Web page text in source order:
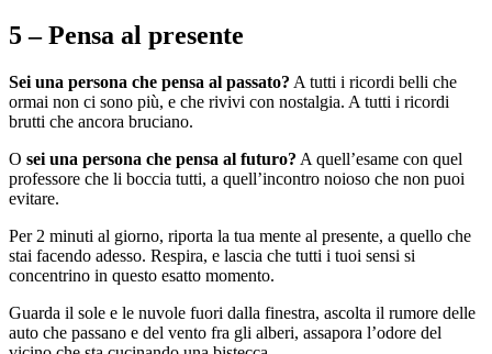
5 – Pensa al presente
Sei una persona che pensa al passato? A tutti i ricordi belli che
ormai non ci sono più, e che rivivi con nostalgia. A tutti i ricordi
brutti che ancora bruciano.
O sei una persona che pensa al futuro? A quell’esame con quel
professore che li boccia tutti, a quell’incontro noioso che non puoi
evitare.
Per 2 minuti al giorno, riporta la tua mente al presente, a quello che
stai facendo adesso. Respira, e lascia che tutti i tuoi sensi si
concentrino in questo esatto momento.
Guarda il sole e le nuvole fuori dalla finestra, ascolta il rumore delle
auto che passano e del vento fra gli alberi, assapora l’odore del